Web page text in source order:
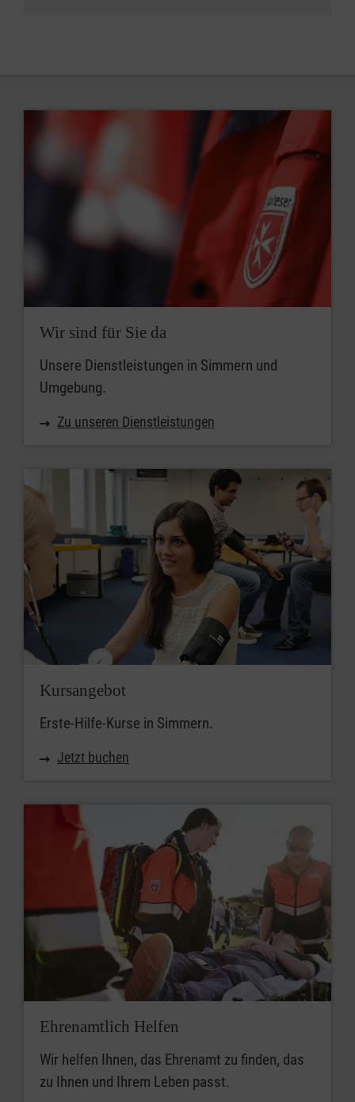
Wir sind für Sie da
Unsere Dienstleistungen in Simmern und
Umgebung.
Zu unseren Dienstleistungen
Kursangebot
Erste-Hilfe-Kurse in Simmern.
Jetzt buchen
Ehrenamtlich Helfen
Wir helfen Ihnen, das Ehrenamt zu finden, das
zu Ihnen und Ihrem Leben passt.